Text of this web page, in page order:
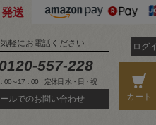
送
軽にお電話ください
0120-557-228
00～17：00 定休日 水・日・祝
ルでのお問い合わせ
ログ
カート